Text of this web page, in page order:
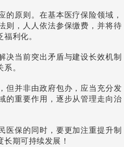
的原则。在基本医疗保险领域，
则，人人依法参保缴费，并将待
利化。
决当前突出矛盾与建设长效机制
。
但并非由政府包办，应当充分发
的重要作用，逐步从管理走向治
医保的同时，要更加注重提升制
期可持续发展！